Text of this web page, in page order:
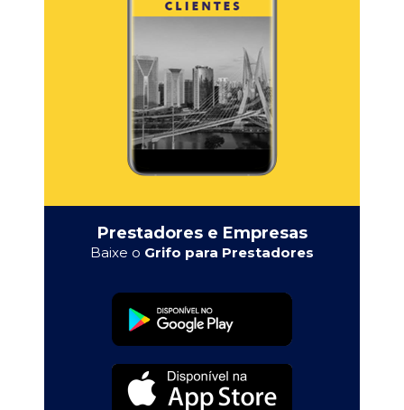
Prestadores e Empresas
Baixe o Grifo para Prestadores